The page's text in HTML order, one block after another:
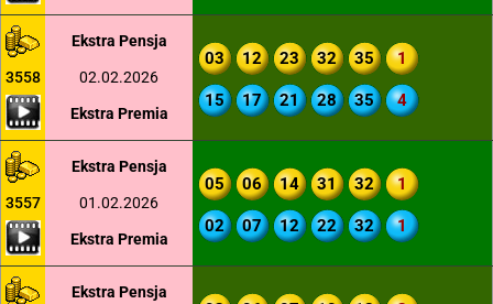
3558
Ekstra Pensja
02.02.2026
Ekstra Premia
03 12 23 32 35 1
15 17 21 28 35 4
3557
Ekstra Pensja
01.02.2026
Ekstra Premia
05 06 14 31 32 1
02 07 12 22 32 1
Ekstra Pensja